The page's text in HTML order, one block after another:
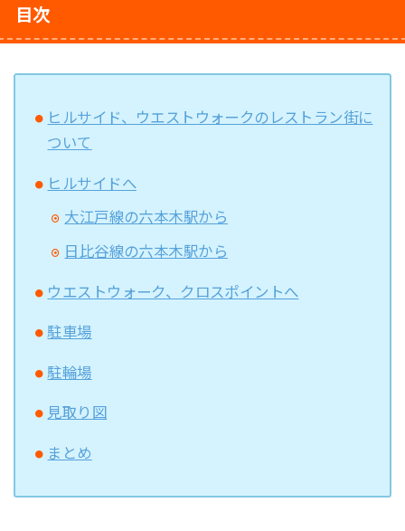
目次
ヒルサイド、ウエストウォークのレストラン街に
ついて
ヒルサイドへ
大江戸線の六本木駅から
日比谷線の六本木駅から
ウエストウォーク、クロスポイントへ
駐車場
駐輪場
見取り図
まとめ